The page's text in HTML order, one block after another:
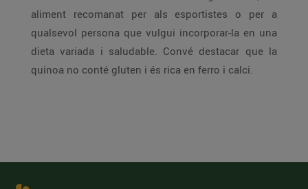
aliment recomanat per als esportistes o per a
qualsevol persona que vulgui incorporar-la en una
dieta variada i saludable. Convé destacar que la
quinoa no conté gluten i és rica en ferro i calci.